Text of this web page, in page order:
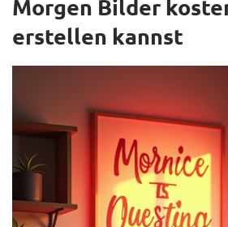
Morgen Bilder
erstellen kannst